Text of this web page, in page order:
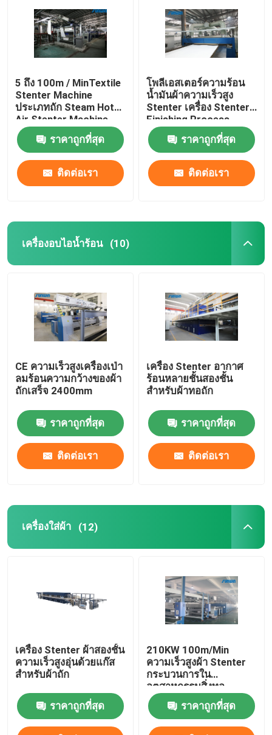
เกี่ยวกับเรา
ทัวร์โรงงาน
ติดต่อเรา
ขอใบเสนอราคา
เครื่อง Stenter สิ่งทอ
เครื่องตกแต่งสิ่งทอ
เครื่องเฟรมเต็นท์
เครื่องย้อมผ้า
5 ถึง 100m / MinTextile
Stenter Machine
ประเภทถัก Steam Hot
Air Stenter Machine
ราคาถูกที่สุด
ติดต่อเรา
โพลีเอสเตอร์ความร้อน
น้ำมันผ้าความเร็วสูง
Stenter เครื่อง Stenter
Finishing Process
ราคาถูกที่สุด
ติดต่อเรา
เครื่องอบไอน้ำร้อน (10)
CE ความเร็วสูงเครื่องเป่า
ลมร้อนความกว้างของผ้า
ถักเสร็จ 2400mm
ราคาถูกที่สุด
ติดต่อเรา
เครื่อง Stenter อากาศ
ร้อนหลายชั้นสองชั้น
สำหรับผ้าทอถัก
ราคาถูกที่สุด
ติดต่อเรา
เครื่องใส่ผ้า (12)
เครื่อง Stenter ผ้าสองชั้น
ความเร็วสูงอุ่นด้วยแก๊ส
สำหรับผ้าถัก
ราคาถูกที่สุด
210KW 100m/Min
ความเร็วสูงผ้า Stenter
กระบวนการใน
อุตสาหกรรมสิ่งทอ
2800mm
ราคาถูกที่สุด